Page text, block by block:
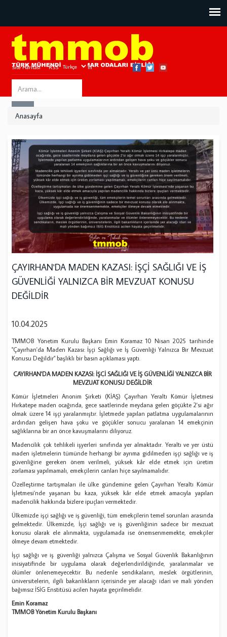
Site Haritası RSS Bize Ulaşın
Search
this
Anasayfa
ÇAYIRHAN'DA MADEN KAZASI: İŞÇİ SAĞLIĞI VE İŞ
GÜVENLİĞİ YALNIZCA BİR MEVZUAT KONUSU
DEĞİLDİR
10.04.2025
TMMOB Yönetim Kurulu Başkanı ​Emin Koramaz 10 Nisan 2025 tarihinde
"Çayırhan'da Maden Kazası: İşçi Sağlığı ve İş Güvenliği Yalnızca Bir Mevzuat
Konusu Değildir" başlıklı bir basın açıklaması yaptı.
ÇAYIRHAN'DA MADEN KAZASI: İŞÇİ SAĞLIĞI VE İŞ GÜVENLİĞİ YALNIZCA BİR
MEVZUAT KONUSU DEĞİLDİR
Kömür İşletmeleri Anonim Şirketi (KİAŞ) Çayırhan Yeraltı Kömür İşletmesi
Hırkatepe maden ocağında, gece saatlerinde meydana gelen göçükte 2'si ağır
olmak üzere 14 işçi yaralanmıştır. İşletmede yapılan patlatma uygulamalarının
ardından gelişen hava şoku ve göçükler sonucu yaralanan 14 emekçinin
sağlıklarına bir an önce kavuşmalarını diliyoruz.
Madencilik çok tehlikeli işyerleri sınıfında yer almaktadır. Yeraltı ve yer üstü
maden işletmelerin tümünde herhangi bir ayrıma gidilmeden işçi sağlığı ve iş
güvenliğine gereken önem verilmeli, yüksek kâr elde etmek için üretim
zorlaması yapılmamalı, emekçilerin canları hiçe sayılmamalıdır.
Özelleştirme tartışmaları ile ülke gündemine gelen Çayırhan Yeraltı Kömür
İşletmesi’nde yaşanan bu kaza, yüksek kâr elde etmek amacıyla yapılan
madencilik hakkında bizlere ipuçları vermektedir.
Ülkemizde işçi sağlığı ve iş güvenliği, tüm emekçilerin temel sorunları arasında
gelmektedir. Ülkemizde, İşçi sağlığı ve iş güvenliğinin sadece bir mevzuat
konusu olarak ele alınmakta, uygulamada ise önemsenmemekte, emekçiler
ölmeye devam etmektedir.
İşçi sağlığı ve iş güvenliği yalnızca Çalışma ve Sosyal Güvenlik Bakanlığının
inisiyatifinde bir uygulama olarak değerlendirildiğinde, yaralanmalar ve
ölümler önlenemeyecektir. Bu nedenle sendikaların, meslek örgütlerinin,
üniversitelerin, ilgili bakanlıkların içerisinde yer alacağı idari ve mali yönden
bağımsız İSİG Enstitüsü acilen hayata geçirilmelidir.
Emin Koramaz
TMMOB Yönetim Kurulu Başkanı